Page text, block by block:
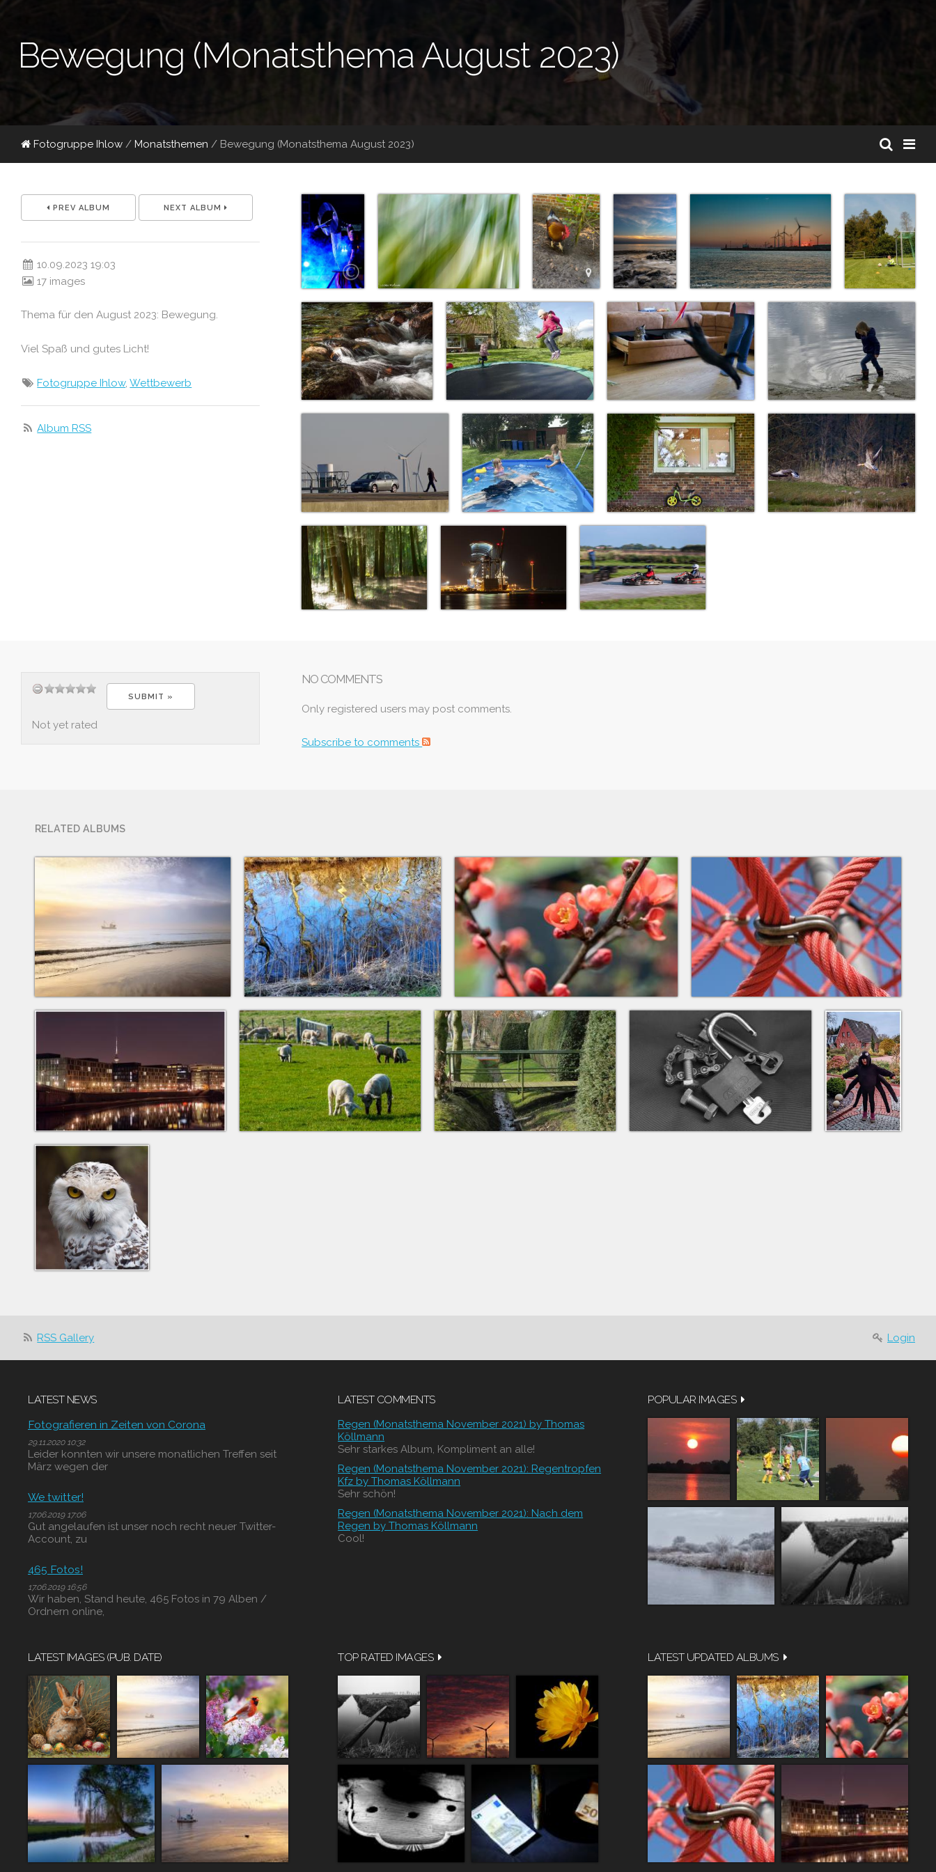
Bewegung (Monatsthema August 2023)
Fotogruppe Ihlow / Monatsthemen / Bewegung (Monatsthema August 2023)
PREV ALBUM NEXT ALBUM
10.09.2023 19:03
17 images
Thema für den August 2023: Bewegung.
Viel Spaß und gutes Licht!
Fotogruppe Ihlow,Wettbewerb
Album RSS
Not yet rated
NO COMMENTS
Only registered users may post comments.
Subscribe to comments
RELATED ALBUMS
Login
RSS Gallery
LATEST NEWS
Fotografieren in Zeiten von Corona
29.11.2020 10:32
Leider konnten wir unsere monatlichen Treffen seit
März wegen der
We twitter!
17.06.2019 17:06
Gut angelaufen ist unser noch recht neuer Twitter-
Account, zu
465 Fotos!
17.06.2019 16:56
Wir haben, Stand heute, 465 Fotos in 79 Alben /
Ordnern online,
LATEST COMMENTS
Regen (Monatsthema November 2021) by Thomas
Köllmann
Sehr starkes Album, Kompliment an alle!
Regen (Monatsthema November 2021): Regentropfen
Kfz by Thomas Köllmann
Sehr schön!
Regen (Monatsthema November 2021): Nach dem
Regen by Thomas Köllmann
Cool!
POPULAR IMAGES
LATEST IMAGES (PUB. DATE) TOP RATED IMAGES LATEST UPDATED ALBUMS